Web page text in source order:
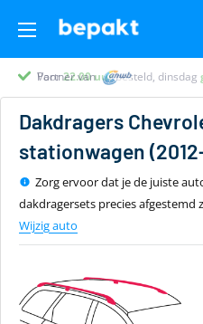
Voor22.00uurbesteld, dinsdag
Partner van
Partner van
Klantenbeoordeling 9.4
Dakdragers
stationwagen
Zorg ervoor dat je de juiste
dakdragersets precies afgestemd
Wijzig auto